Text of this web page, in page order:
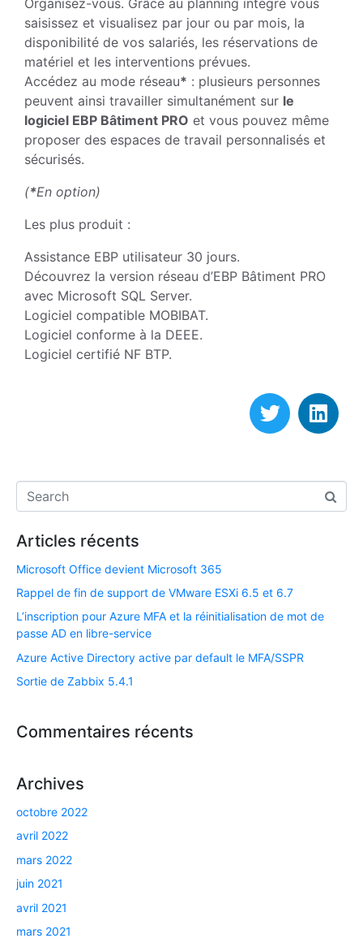
saisissez et visualisez par jour ou par mois, la
disponibilité de vos salariés, les réservations de
matériel et les interventions prévues.
Accédez au mode réseau* : plusieurs personnes
peuvent ainsi travailler simultanément sur le
logiciel EBP Bâtiment PRO et vous pouvez même
proposer des espaces de travail personnalisés et
sécurisés.
(*En option)
Les plus produit :
Assistance EBP utilisateur 30 jours.
Découvrez la version réseau d’EBP Bâtiment PRO
avec Microsoft SQL Server.
Logiciel compatible MOBIBAT.
Logiciel conforme à la DEEE.
Logiciel certifié NF BTP.
Articles récents
Microsoft Office devient Microsoft 365
Rappel de fin de support de VMware ESXi 6.5 et 6.7​
L’inscription pour Azure MFA et la réinitialisation de mot de
passe AD en libre-service
Azure Active Directory active par default le MFA/SSPR
Sortie de Zabbix 5.4.1
Commentaires récents
Archives
octobre 2022
avril 2022
mars 2022
juin 2021
avril 2021
mars 2021